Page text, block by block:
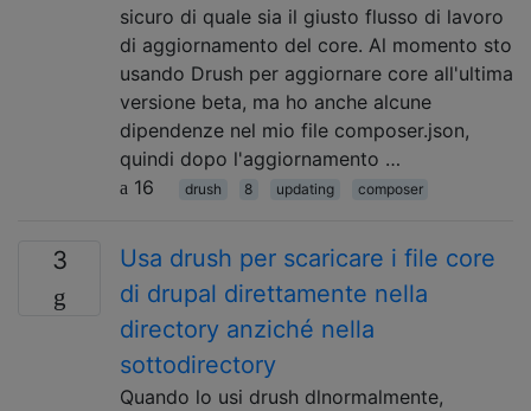
sicuro di quale sia il giusto flusso di lavoro
di aggiornamento del core. Al momento sto
usando Drush per aggiornare core all'ultima
versione beta, ma ho anche alcune
dipendenze nel mio file composer.json,
quindi dopo l'aggiornamento …
16
drush 8 updating composer
3
Usa drush per scaricare i file core
di drupal direttamente nella
directory anziché nella
sottodirectory
Quando lo usi drush dlnormalmente,